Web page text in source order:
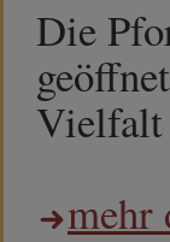
Die
Vielfalt
mehr